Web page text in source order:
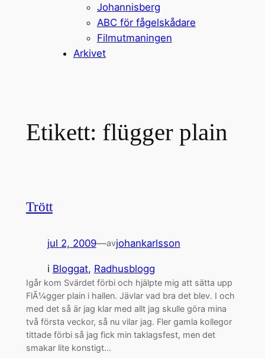
Johannisberg
ABC för fågelskådare
Filmutmaningen
Arkivet
Etikett: flügger plain
Trött
jul 2, 2009—avjohankarlsson
i Bloggat, Radhusblogg
Igår kom Svärdet förbi och hjälpte mig att sätta upp
FlÃ¼gger plain i hallen. Jävlar vad bra det blev. I och
med det så är jag klar med allt jag skulle göra mina
två första veckor, så nu vilar jag. Fler gamla kollegor
tittade förbi så jag fick min taklagsfest, men det
smakar lite konstigt…